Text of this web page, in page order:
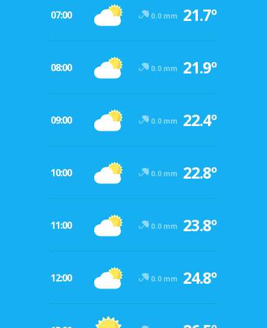
07:00 0.0 mm 21.7º
08:00 0.0 mm 21.9º
09:00 0.0 mm 22.4º
10:00 0.0 mm 22.8º
11:00 0.0 mm 23.8º
12:00 0.0 mm 24.8º